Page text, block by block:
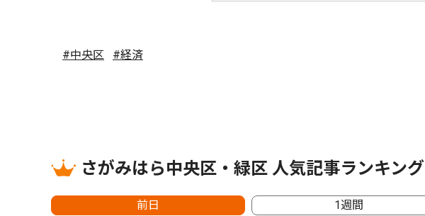
#中央区 #経済
さがみはら中央区・緑区 人気記事ランキング
前日 1週間